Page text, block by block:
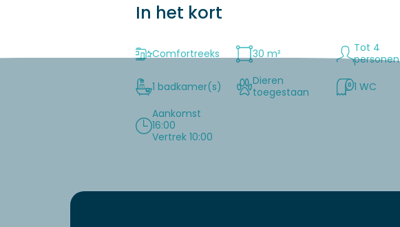
In het kort
Comfortreeks 30 m²
Tot 4
personen
1 badkamer(s)
Dieren
toegestaan
1 WC
Aankomst
16:00
Vertrek 10:00